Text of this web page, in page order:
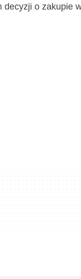
o zakupie